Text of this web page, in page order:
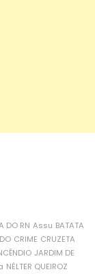
DO RN Assu BATATA
CRIME CRUZETA
JARDIM DE
NÉLTER QUEIROZ